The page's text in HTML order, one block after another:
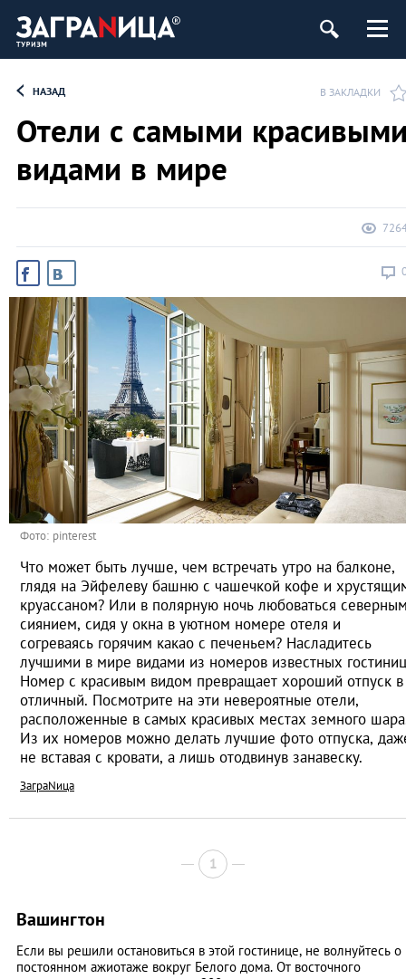
НАЗАД В ЗАКЛАДКИ
Отели с самыми
видами в мире
Фото: pinterest
Что может быть лучше, чем встречать утро на балконе,
глядя на Эйфелеву башню с чашечкой кофе и
круассаном? Или в полярную ночь любоваться
сиянием, сидя у окна в уютном номере отеля и
согреваясь горячим какао с печеньем? Насладитесь
лучшими в мире видами из номеров известных
Номер с красивым видом превращает хороший отпуск в
отличный. Посмотрите на эти невероятные отели,
расположенные в самых красивых местах земного
Из их номеров можно делать лучшие фото отпуска,
не вставая с кровати, а лишь отодвинув занавеску.
ЗаграNица
1
Вашингтон
Если вы решили остановиться в этой гостинице, не волнуйтесь о
постоянном ажиотаже вокруг Белого дома. От восточного